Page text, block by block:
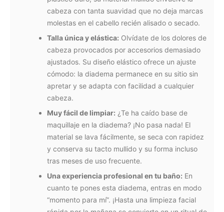
cabeza con tanta suavidad que no deja marcas
molestas en el cabello recién alisado o secado.
Talla única y elástica: Olvídate de los dolores de
cabeza provocados por accesorios demasiado
ajustados. Su diseño elástico ofrece un ajuste
cómodo: la diadema permanece en su sitio sin
apretar y se adapta con facilidad a cualquier
cabeza.
Muy fácil de limpiar: ¿Te ha caído base de
maquillaje en la diadema? ¡No pasa nada! El
material se lava fácilmente, se seca con rapidez
y conserva su tacto mullido y su forma incluso
tras meses de uso frecuente.
Una experiencia profesional en tu baño: En
cuanto te pones esta diadema, entras en modo
“momento para mí”. ¡Hasta una limpieza facial